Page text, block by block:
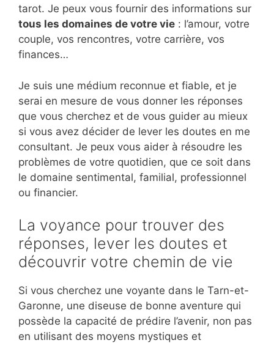
tarot. Je peux vous fournir des informations sur
tous les domaines de votre vie : l’amour, votre
couple, vos rencontres, votre carrière, vos
finances…
Je suis une médium reconnue et fiable, et je
serai en mesure de vous donner les réponses
que vous cherchez et de vous guider au mieux
si vous avez décider de lever les doutes en me
consultant. Je peux vous aider à résoudre les
problèmes de votre quotidien, que ce soit dans
le domaine sentimental, familial, professionnel
ou financier.
La voyance pour trouver des
réponses, lever les doutes et
découvrir votre chemin de vie
Si vous cherchez une voyante dans le Tarn-et-
Garonne, une diseuse de bonne aventure qui
possède la capacité de prédire l’avenir, non pas
en utilisant des moyens mystiques et